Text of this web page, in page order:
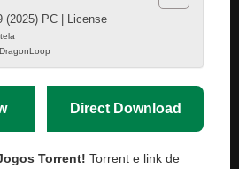
(2025) PC | License
Direct Download
Torrent! Torrent e link de